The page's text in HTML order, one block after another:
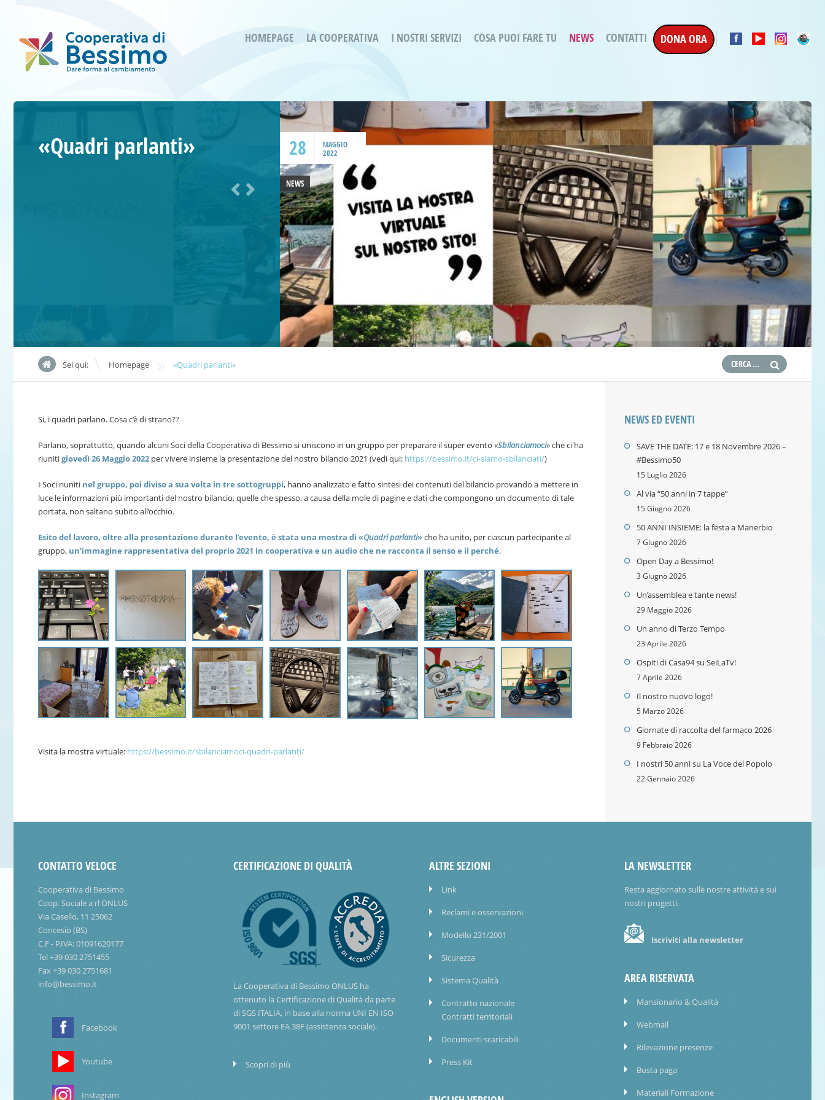
HOMEPAGE LA COOPERATIVA I NOSTRI SERVIZI
Bessimo Due
Servizio Fantasina:
Regina di Cuori
Servizi di Inclusione Sociale
SMI Gli Acrobati – Lallio
Housing Sociale
ergoterapica
Oltre la Terapia
Progetti in corso
Progetti conclusi
COSA PUOI FARE TU NEWS CONTATTI DONA ORA
28
MAGGIO
2022
«Quadri parlanti»
NEWS
Sei qui: Homepage » «Quadri parlanti»
Si, i quadri parlano. Cosa c’è di strano??
Parlano, soprattutto, quando alcuni Soci della Cooperativa di Bessimo si uniscono in un gruppo per preparare il super evento «Sbilanciamoci» che ci ha
riunitigiovedì 26 Maggio 2022 per vivere insieme la presentazione del nostro bilancio 2021 (vedi qui: https://bessimo.it/ci-siamo-sbilanciati/)
I Soci riuniti nel gruppo, poi diviso a sua volta in tre sottogruppi, hanno analizzato e fatto sintesi dei contenuti del bilancio provando a mettere in
luce le informazioni più importanti del nostro bilancio, quelle che spesso, a causa della mole di pagine e dati che compongono un documento di tale
portata, non saltano subito all’occhio.
Esito del lavoro, oltre alla presentazione durante l’evento, è stata una mostra di «Quadri parlanti»che ha unito, per ciascun partecipante al
gruppo, un’immagine rappresentativa del proprio 2021 in cooperativa e un audio che ne racconta il senso e il perché.
Visita la mostra virtuale: https://bessimo.it/sbilanciamoci-quadri-parlanti/
NEWS ED EVENTI
SAVE THE DATE: 17 e 18 Novembre 2026 –
#Bessimo50
15 Luglio 2026
Al via “50 anni in 7 tappe”
15 Giugno 2026
50 ANNI INSIEME: la festa a Manerbio
7 Giugno 2026
Open Day a Bessimo!
3 Giugno 2026
Un’assemblea e tante news!
29 Maggio 2026
Un anno di Terzo Tempo
23 Aprile 2026
Ospiti di Casa94 su SeiLaTv!
7 Aprile 2026
Il nostro nuovo logo!
5 Marzo 2026
Giornate di raccolta del farmaco 2026
9 Febbraio 2026
I nostri 50 anni su La Voce del Popolo
22 Gennaio 2026
CONTATTO VELOCE
Cooperativa di Bessimo
Coop. Sociale a rl ONLUS
Via Casello, 11 25062
Concesio (BS)
C.F - P.IVA: 01091620177
Tel +39 030 2751455
Fax +39 030 2751681
info@bessimo.it
Facebook
Youtube
Instagram
CERTIFICAZIONE DI QUALITÀ
La Cooperativa di Bessimo ONLUS ha
ottenuto la Certificazione di Qualità da parte
di SGS ITALIA, in base alla norma UNI EN ISO
9001 settore EA 38F (assistenza sociale).
Scopri di più
ALTRE SEZIONI
Link
Reclami e osservazioni
Modello 231/2001
Sicurezza
Sistema Qualità
Contratto nazionale
Contratti territoriali
Documenti scaricabili
Press Kit
LA NEWSLETTER
Resta aggiornato sulle nostre attività e sui
nostri progetti.
Iscriviti alla newsletter
AREA RISERVATA
Mansionario & Qualità
Webmail
Rilevazione presenze
Busta paga
Materiali Formazione